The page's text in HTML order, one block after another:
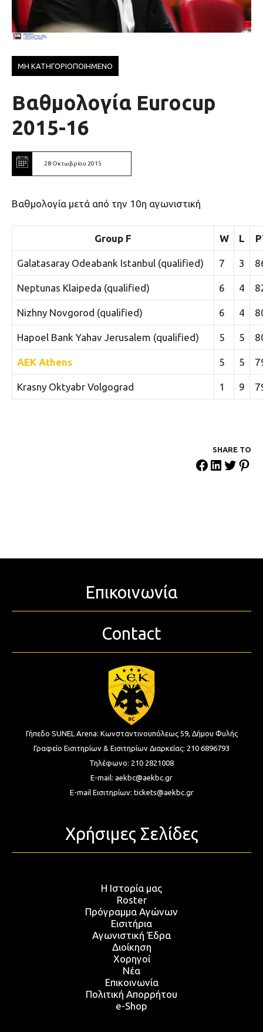
ΜΗ ΚΑΤΗΓΟΡΙΟΠΟΙΗΜΕΝΟ
Βαθμολογία Εurocup
2015-16
28 Οκτωβρίου 2015
Βαθμολογία μετά από την 10η αγωνιστική
Group F W L
Galatasaray Odeabank Istanbul (qualified) 7 3
Neptunas Klaipeda (qualified) 6 4
Nizhny Novgorod (qualified) 6 4
Hapoel Bank Yahav Jerusalem (qualified) 5 5
AEK Athens 5 5
Krasny Oktyabr Volgograd 1 9
SHARE ΤΟ
Επικοινωνία
Contact
Γήπεδο SUNEL Arena: Κωνσταντινουπόλεως 59, Δήμου Φυλής
Γραφείο Εισιτηρίων & Εισιτηρίων Διαρκείας: 210 6896793
Τηλέφωνο: 210 2821008
E-mail: aekbc@aekbc.gr
E-mail Εισιτηρίων: tickets@aekbc.gr
Χρήσιμες Σελίδες
Η Ιστορία μας
Roster
Πρόγραμμα Αγώνων
Εισιτήρια
Αγωνιστική Έδρα
Διοίκηση
Χορηγοί
Νέα
Επικοινωνία
Πολιτική Απορρήτου
e-Shop